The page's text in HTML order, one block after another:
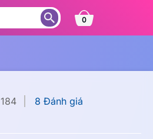
0
8 Đánh giá